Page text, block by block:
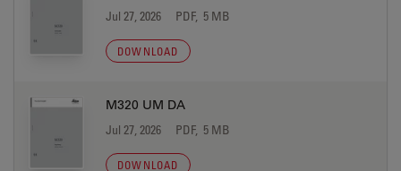
Jul 27, 2026 PDF, 5 MB
DOWNLOAD
M320 UM DA
Jul 27, 2026 PDF, 5 MB
DOWNLOAD